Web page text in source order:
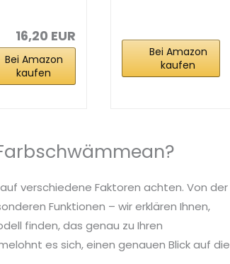
16,20 EUR
Bei Amazon
kaufen
Bei Amazon
kaufen
verschiedene Faktoren achten. Von der
Funktionen – wir erklären Ihnen,
finden, das genau zu Ihren
es sich, einen genauen Blick auf die